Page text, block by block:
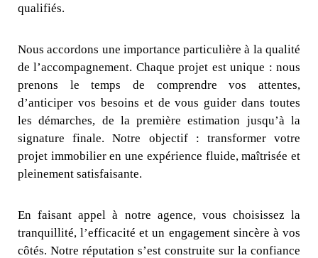
qualifiés.
Nous accordons une importance particulière à la qualité
de l’accompagnement. Chaque projet est unique : nous
prenons le temps de comprendre vos attentes,
d’anticiper vos besoins et de vous guider dans toutes
les démarches, de la première estimation jusqu’à la
signature finale. Notre objectif : transformer votre
projet immobilier en une expérience fluide, maîtrisée et
pleinement satisfaisante.
En faisant appel à notre agence, vous choisissez la
tranquillité, l’efficacité et un engagement sincère à vos
côtés. Notre réputation s’est construite sur la confiance